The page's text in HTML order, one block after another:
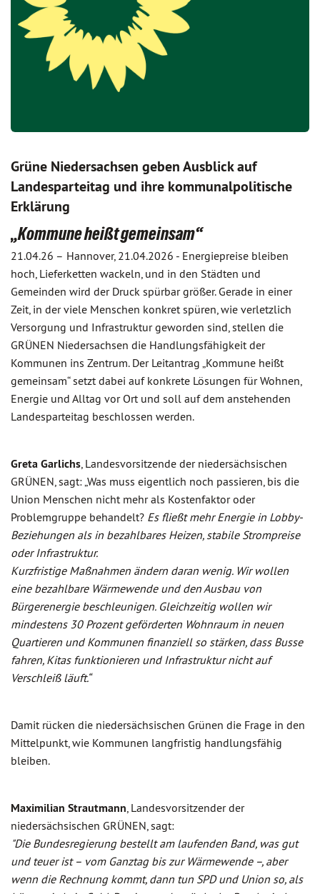
Grüne Niedersachsen geben Ausblick auf
Landesparteitag und ihre kommunalpolitische
Erklärung
„Kommune heißt gemeinsam“
21.04.26 – Hannover, 21.04.2026 - Energiepreise bleiben
hoch, Lieferketten wackeln, und in den Städten und
Gemeinden wird der Druck spürbar größer. Gerade in einer
Zeit, in der viele Menschen konkret spüren, wie verletzlich
Versorgung und Infrastruktur geworden sind, stellen die
GRÜNEN Niedersachsen die Handlungsfähigkeit der
Kommunen ins Zentrum. Der Leitantrag „Kommune heißt
gemeinsam“ setzt dabei auf konkrete Lösungen für Wohnen,
Energie und Alltag vor Ort und soll auf dem anstehenden
Landesparteitag beschlossen werden.
Greta Garlichs, Landesvorsitzende der niedersächsischen
GRÜNEN, sagt: „Was muss eigentlich noch passieren, bis die
Union Menschen nicht mehr als Kostenfaktor oder
Problemgruppe behandelt? Es fließt mehr Energie in Lobby-
Beziehungen als in bezahlbares Heizen, stabile Strompreise
oder Infrastruktur.
Kurzfristige Maßnahmen ändern daran wenig. Wir wollen
eine bezahlbare Wärmewende und den Ausbau von
Bürgerenergie beschleunigen. Gleichzeitig wollen wir
mindestens 30 Prozent geförderten Wohnraum in neuen
Quartieren und Kommunen finanziell so stärken, dass Busse
fahren, Kitas funktionieren und Infrastruktur nicht auf
Verschleiß läuft.“
Damit rücken die niedersächsischen Grünen die Frage in den
Mittelpunkt, wie Kommunen langfristig handlungsfähig
bleiben.
Maximilian Strautmann, Landesvorsitzender der
niedersächsischen GRÜNEN, sagt:
"Die Bundesregierung bestellt am laufenden Band, was gut
und teuer ist – vom Ganztag bis zur Wärmewende –, aber
wenn die Rechnung kommt, dann tun SPD und Union so, als